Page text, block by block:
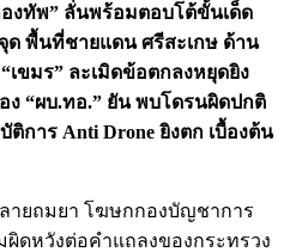
งทัพ” ลั่นพร้อมตอบโต้ขั้นเด็ด
ด พื้นที่ชายแดน ศรีสะเกษ ด้าน
ขมร” ละเมิดข้อตกลงหยุดยิง
ง “ผบ.ทอ.” ยัน พบโดรนผิดปกติ
ติการ Anti Drone ยิงตก เบื้องต้น
ายถมยา โฆษกกองบัญชาการ
ดหวังต่อคำแถลงของกระทรวง